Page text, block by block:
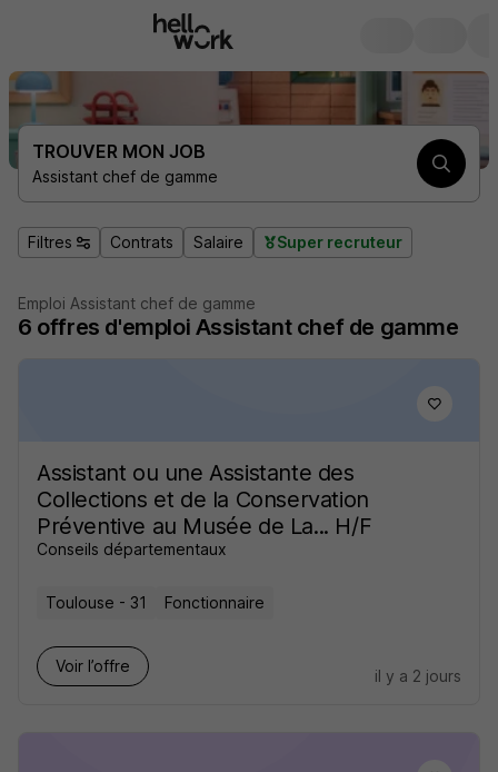
TROUVER MON JOB
Assistant chef de gamme
Filtres Contrats Salaire Super recruteur
Emploi Assistant chef de gamme
6 offres d'emploi Assistant chef de gamme
Assistant ou une Assistante des
Collections et de la Conservation
Préventive au Musée de La... H/F
Conseils départementaux
Toulouse - 31 Fonctionnaire
Voir l’offre
il y a 2 jours